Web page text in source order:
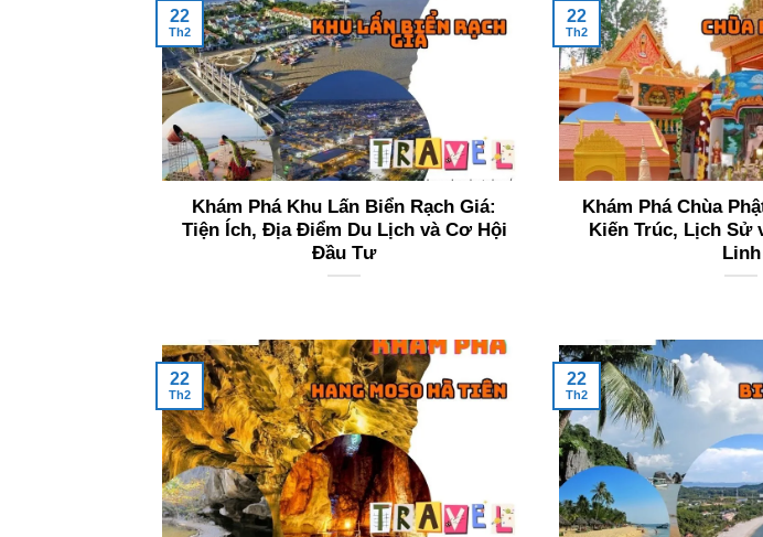
Khám Phá Khu Lấn Biển Rạch Giá:
Tiện Ích, Địa Điểm Du Lịch và Cơ Hội
Đầu Tư
22
Th2
Khám Phá Chùa
Kiến Trúc, Lịch Sử
Linh
22
Th2
22
Th2
22
Th2